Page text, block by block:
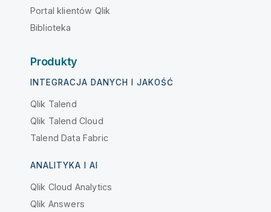
Portal klientów Qlik
Biblioteka
Produkty
INTEGRACJA DANYCH I JAKOŚĆ
Qlik Talend
Qlik Talend Cloud
Talend Data Fabric
ANALITYKA I AI
Qlik Cloud Analytics
Qlik Answers